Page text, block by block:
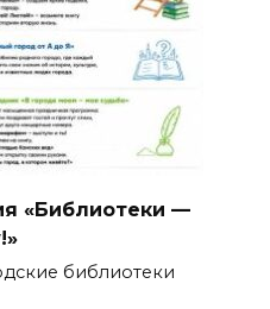
«Библиотеки —
библиотеки